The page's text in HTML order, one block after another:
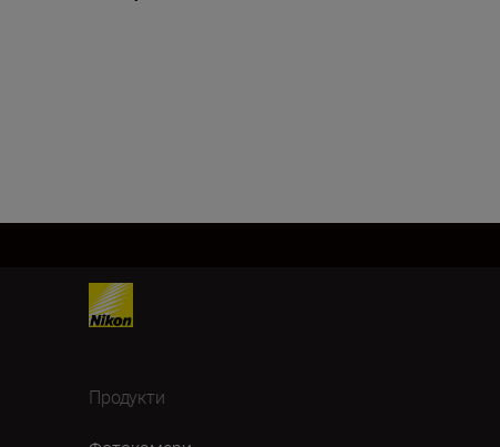
Продукти